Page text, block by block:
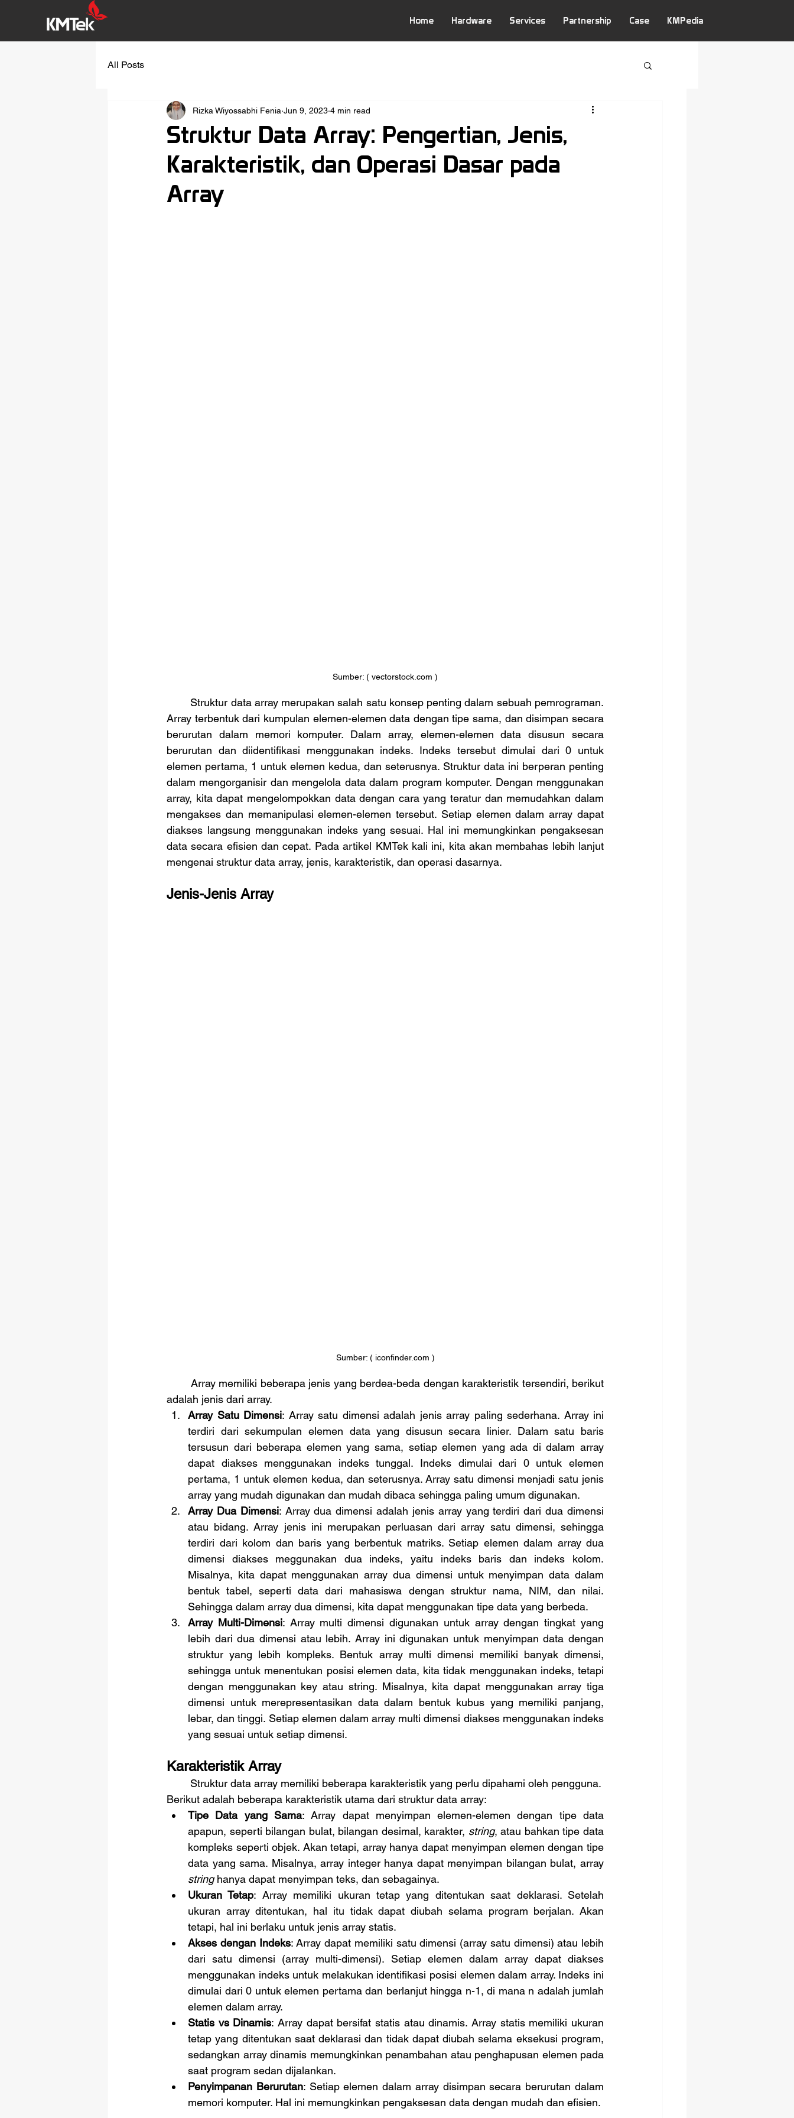
Home Hardware Services Partnership Case KMPedia
All Posts
Struktur Data Array: Pengertian, Jenis,
Karakteristik, dan Operasi Dasar pada
Array
Rizka Wiyossabhi Fenia Jun 9, 2023 4 min read
Sumber: ( vectorstock.com )
Array terbentuk dari kumpulan elemen-elemen data dengan tipe sama, dan disimpan secara
berurutan dalam memori komputer. Dalam array, elemen-elemen data disusun secara
berurutan dan diidentifikasi menggunakan indeks. Indeks tersebut dimulai dari 0 untuk
elemen pertama, 1 untuk elemen kedua, dan seterusnya. Struktur data ini berperan penting
dalam mengorganisir dan mengelola data dalam program komputer. Dengan menggunakan
array, kita dapat mengelompokkan data dengan cara yang teratur dan memudahkan dalam
mengakses dan memanipulasi elemen-elemen tersebut. Setiap elemen dalam array dapat
diakses langsung menggunakan indeks yang sesuai. Hal ini memungkinkan pengaksesan
data secara efisien dan cepat. Pada artikel KMTek kali ini, kita akan membahas lebih lanjut
mengenai struktur data array, jenis, karakteristik, dan operasi dasarnya.
Jenis-Jenis Array
Sumber: ( iconfinder.com )
adalah jenis dari array.
Array Satu Dimensi: Array satu dimensi adalah jenis array paling sederhana. Array ini
terdiri dari sekumpulan elemen data yang disusun secara linier. Dalam satu baris
tersusun dari beberapa elemen yang sama, setiap elemen yang ada di dalam array
dapat diakses menggunakan indeks tunggal. Indeks dimulai dari 0 untuk elemen
pertama, 1 untuk elemen kedua, dan seterusnya. Array satu dimensi menjadi satu jenis
array yang mudah digunakan dan mudah dibaca sehingga paling umum digunakan.
Array Dua Dimensi: Array dua dimensi adalah jenis array yang terdiri dari dua dimensi
atau bidang. Array jenis ini merupakan perluasan dari array satu dimensi, sehingga
terdiri dari kolom dan baris yang berbentuk matriks. Setiap elemen dalam array dua
dimensi diakses meggunakan dua indeks, yaitu indeks baris dan indeks kolom.
Misalnya, kita dapat menggunakan array dua dimensi untuk menyimpan data dalam
bentuk tabel, seperti data dari mahasiswa dengan struktur nama, NIM, dan nilai.
Sehingga dalam array dua dimensi, kita dapat menggunakan tipe data yang berbeda.
Array Multi-Dimensi: Array multi dimensi digunakan untuk array dengan tingkat yang
lebih dari dua dimensi atau lebih. Array ini digunakan untuk menyimpan data dengan
struktur yang lebih kompleks. Bentuk array multi dimensi memiliki banyak dimensi,
sehingga untuk menentukan posisi elemen data, kita tidak menggunakan indeks, tetapi
dengan menggunakan key atau string. Misalnya, kita dapat menggunakan array tiga
dimensi untuk merepresentasikan data dalam bentuk kubus yang memiliki panjang,
lebar, dan tinggi. Setiap elemen dalam array multi dimensi diakses menggunakan indeks
yang sesuai untuk setiap dimensi.
Karakteristik Array
Berikut adalah beberapa karakteristik utama dari struktur data array:
Tipe Data yang Sama: Array dapat menyimpan elemen-elemen dengan tipe data
apapun, seperti bilangan bulat, bilangan desimal, karakter, string, atau bahkan tipe data
kompleks seperti objek. Akan tetapi, array hanya dapat menyimpan elemen dengan tipe
string hanya dapat menyimpan teks, dan sebagainya.
Ukuran Tetap: Array memiliki ukuran tetap yang ditentukan saat deklarasi. Setelah
ukuran array ditentukan, hal itu tidak dapat diubah selama program berjalan. Akan
tetapi, hal ini berlaku untuk jenis array statis.
Akses dengan Indeks: Array dapat memiliki satu dimensi (array satu dimensi) atau lebih
dari satu dimensi (array multi-dimensi). Setiap elemen dalam array dapat diakses
menggunakan indeks untuk melakukan identifikasi posisi elemen dalam array. Indeks ini
dimulai dari 0 untuk elemen pertama dan berlanjut hingga n-1, di mana n adalah jumlah
elemen dalam array.
Statis vs Dinamis: Array dapat bersifat statis atau dinamis. Array statis memiliki ukuran
tetap yang ditentukan saat deklarasi dan tidak dapat diubah selama eksekusi program,
sedangkan array dinamis memungkinkan penambahan atau penghapusan elemen pada
saat program sedan dijalankan.
Penyimpanan Berurutan: Setiap elemen dalam array disimpan secara berurutan dalam
memori komputer. Hal ini memungkinkan pengaksesan data dengan mudah dan efisien.